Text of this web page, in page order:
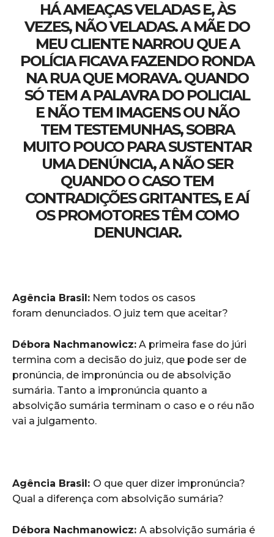
HÁ AMEAÇAS VELADAS E, ÀS
VEZES, NÃO VELADAS. A MÃE DO
MEU CLIENTE NARROU QUE A
POLÍCIA FICAVA FAZENDO RONDA
NA RUA QUE MORAVA. QUANDO
SÓ TEM A PALAVRA DO POLICIAL
E NÃO TEM IMAGENS OU NÃO
TEM TESTEMUNHAS, SOBRA
MUITO POUCO PARA SUSTENTAR
UMA DENÚNCIA, A NÃO SER
QUANDO O CASO TEM
CONTRADIÇÕES GRITANTES, E AÍ
OS PROMOTORES TÊM COMO
DENUNCIAR.
Agência Brasil: Nem todos os casos
foram denunciados. O juiz tem que aceitar?
Débora Nachmanowicz: A primeira fase do júri
termina com a decisão do juiz, que pode ser de
pronúncia, de impronúncia ou de absolvição
sumária. Tanto a impronúncia quanto a
absolvição sumária terminam o caso e o réu não
vai a julgamento.
Agência Brasil: O que quer dizer impronúncia?
Qual a diferença com absolvição sumária?
Débora Nachmanowicz: A absolvição sumária é